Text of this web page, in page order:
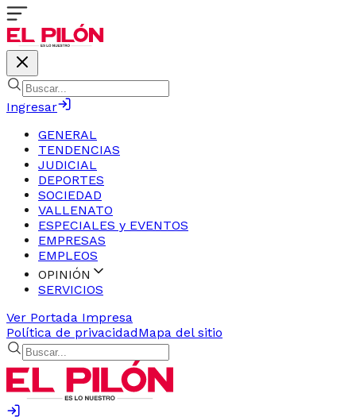
Ingresar
GENERAL
TENDENCIAS
JUDICIAL
DEPORTES
SOCIEDAD
VALLENATO
ESPECIALES y EVENTOS
EMPRESAS
EMPLEOS
OPINIÓN
SERVICIOS
Ver Portada Impresa
Política de privacidadMapa del sitio